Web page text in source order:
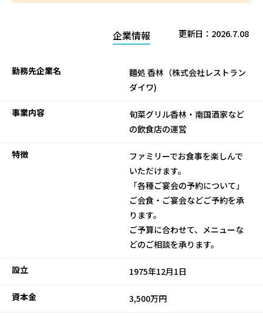
更新日： 2026.7.08
企業情報
勤務先企業名
麵処 香林（株式会社レストラン
ダイワ)
事業内容
旬菜グリル香林・南国酒家など
の飲食店の運営
特徴
ファミリーでお食事を楽しんで
いただけます。
「各種ご宴会の予約について」
ご会食・ご宴会などご予約を承
ります。
ご予算に合わせて、メニューな
どのご相談を承ります。
設立 1975年12月1日
資本金 3,500万円